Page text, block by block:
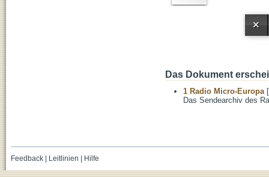
Das Dokument
1 Radio Micro-Europa
Das Sendearchiv des
Feedback| Leitlinien Hilfe